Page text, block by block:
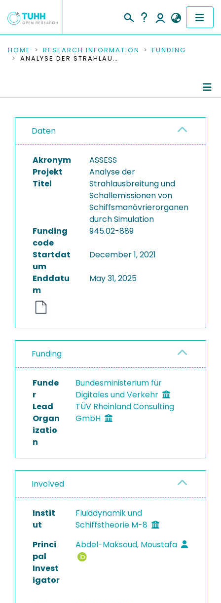
COMMUNITIES & COLLECTIONS
RESEARCH DATA
PEOPLE
INSTITUTIONS
PROJECTS
HOME RESEARCH INFORMATION
FUNDING
ANALYSE DER STRAHLAUSBREITUNG UND SCHALLEMISSIONEN VON SCHIFFSMANÖVRIERORGANEN DURCH SIMULATION
Daten
Akronym
ASSESS
Projekt
Titel
Analyse der
Strahlausbreitung und
Schallemissionen von
Schiffsmanövrierorganen
durch Simulation
Funding
code
945.02-889
Startdat
um
December 1, 2021
Enddatu
m
May 31, 2025
Funding
Funde
r
Bundesministerium für
Digitales und Verkehr
Lead
Organ
izatio
n
TÜV Rheinland Consulting
GmbH
Involved
Instit
ut
Fluiddynamik und
Schiffstheorie M-8
Princi
pal
Invest
igator
Abdel-Maksoud, Moustafa